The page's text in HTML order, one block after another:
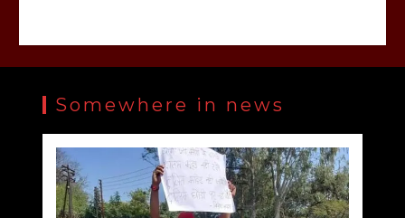
Somewhere in news